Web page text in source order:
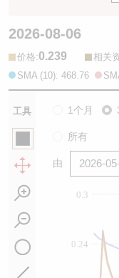
2026-08-06
价格:0.239 相关
SMA (10): 468.76
工具 1个月
所有
由
0.24
0.3